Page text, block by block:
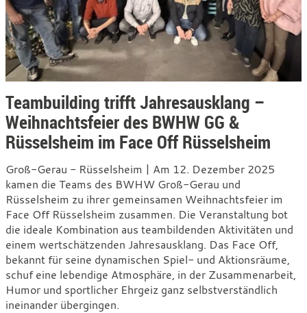
Teambuilding trifft Jahresausklang –
Weihnachtsfeier des BWHW GG &
Rüsselsheim im Face Off Rüsselsheim
Groß-Gerau - Rüsselsheim | Am 12. Dezember 2025
kamen die Teams des BWHW Groß-Gerau und
Rüsselsheim zu ihrer gemeinsamen Weihnachtsfeier im
Face Off Rüsselsheim zusammen. Die Veranstaltung bot
die ideale Kombination aus teambildenden Aktivitäten und
einem wertschätzenden Jahresausklang. Das Face Off,
bekannt für seine dynamischen Spiel- und Aktionsräume,
schuf eine lebendige Atmosphäre, in der Zusammenarbeit,
Humor und sportlicher Ehrgeiz ganz selbstverständlich
ineinander übergingen.